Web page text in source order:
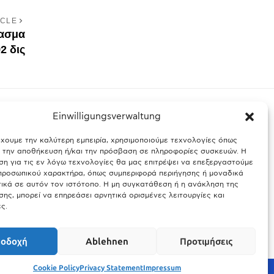
Einwilligungsverwaltung
την καλύτερη εμπειρία, χρησιμοποιούμε τεχνολογίες όπως
την αποθήκευση ή/και την πρόσβαση σε πληροφορίες συσκευών. Η
για τις εν λόγω τεχνολογίες θα μας επιτρέψει να επεξεργαστούμε
χαρακτήρα, όπως συμπεριφορά περιήγησης ή μοναδικά
σε αυτόν τον ιστότοπο. Η μη συγκατάθεση ή η ανάκληση της
μπορεί να επηρεάσει αρνητικά ορισμένες λειτουργίες και
Ablehnen Προτιμήσεις
Cookie PolicyPrivacy StatementImpressum
δις
Θύελλα χτυπά το Μόναχο: Κίνδυνος από τους
ισχυρούς ανέμους και τις καταιγίδες
25.03.2026